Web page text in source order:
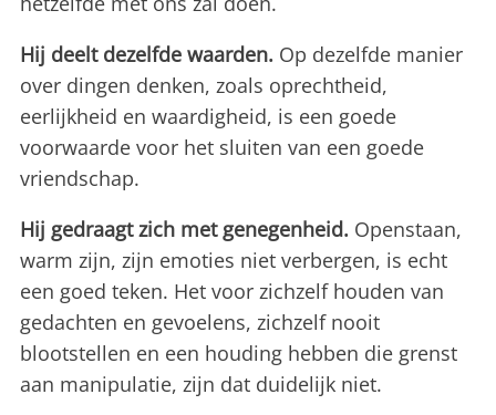
Hij deelt dezelfde waarden. Op dezelfde manier
over dingen denken, zoals oprechtheid,
eerlijkheid en waardigheid, is een goede
voorwaarde voor het sluiten van een goede
vriendschap.
Hij gedraagt zich met genegenheid. Openstaan,
warm zijn, zijn emoties niet verbergen, is echt
een goed teken. Het voor zichzelf houden van
gedachten en gevoelens, zichzelf nooit
blootstellen en een houding hebben die grenst
aan manipulatie, zijn dat duidelijk niet.